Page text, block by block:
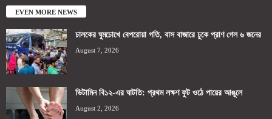
EVEN MORE NEWS
চালকের ঘুমচোখে বেপরোয়া গতি, বাস বাজারে ঢুকে প্রাণ গেল ৬ জনের
August 7, 2026
ভিটামিন বি১২-এর ঘাটতি: প্রথম লক্ষণ ফুট ওঠে পায়ের আঙুলে
August 2, 2026